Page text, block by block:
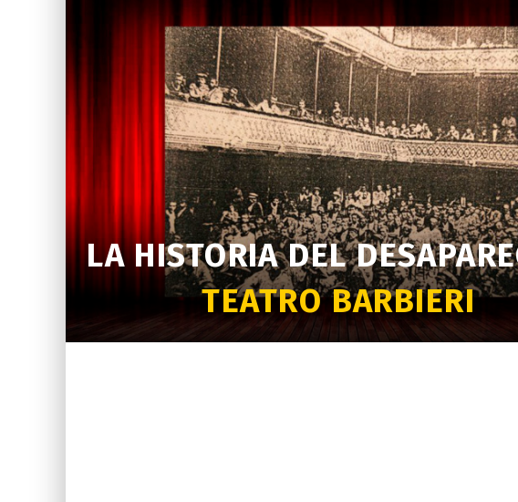
LA HISTORIA DEL
TEATRO BARBIERI